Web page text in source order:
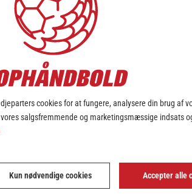
på håndboldsæsonen har således
samlet havde besøg af 4.5 % flere
Thomas Christensen forklarer:
og seertal, da TV 2 Sport øgede antallet
været sendt på TV 2 og TV 2 Sport per
en fremgang på hele 14 %, hvilket svarer til
hvilket må siges at være et fantastisk tal
at få armene ned over, men det gør vi nu
og mest populære familiesport.
cookies for at fungere, analysere din brug af
salgsfremmende og marketingsmæssige indsats
Kun nødvendige cookies Accepter alle